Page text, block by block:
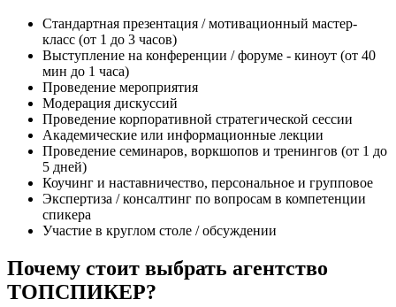
Стандартная презентация / мотивационный мастер-
класс (от 1 до 3 часов)
Выступление на конференции / форуме - киноут (от 40
мин до 1 часа)
Проведение мероприятия
Модерация дискуссий
Проведение корпоративной стратегической сессии
Академические или информационные лекции
Проведение семинаров, воркшопов и тренингов (от 1 до
5 дней)
Коучинг и наставничество, персональное и групповое
Экспертиза / консалтинг по вопросам в компетенции
спикера
Участие в круглом столе / обсуждении
Почему стоит выбрать агентство
ТОПСПИКЕР?